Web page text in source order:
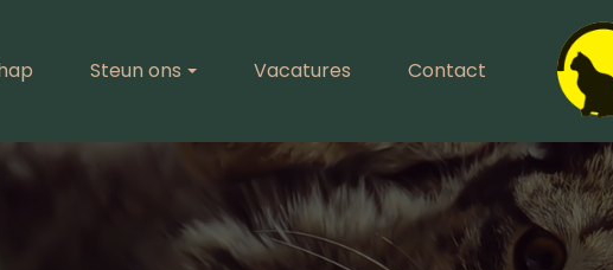
Steun ons Vacatures Contact